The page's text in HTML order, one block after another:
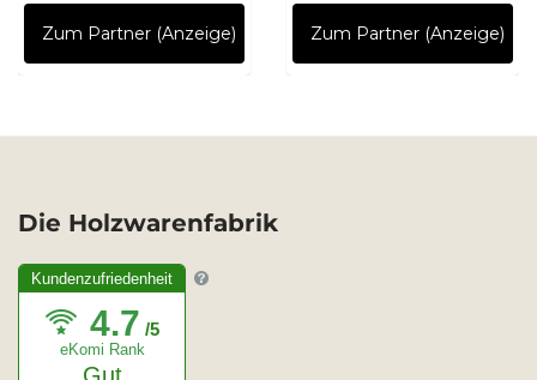
Zum Partner (Anzeige) Zum Partner (Anzeige)
Die Holzwarenfabrik
Kundenzufriedenheit
4.7 /5
eKomi Rank